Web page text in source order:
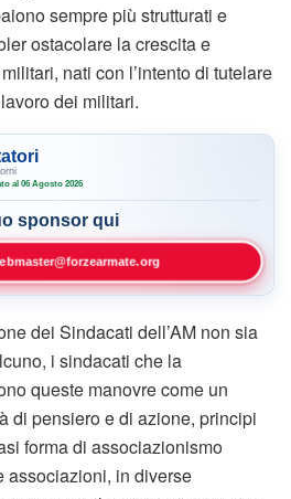
sempre più strutturati e
ostacolare la crescita e
nati con l’intento di tutelare
dei militari.
al 06 Agosto 2026
sponsor qui
dei Sindacati dell’AM non sia
i sindacati che la
queste manovre come un
di pensiero e di azione, principi
forma di associazionismo
associazioni, in diverse